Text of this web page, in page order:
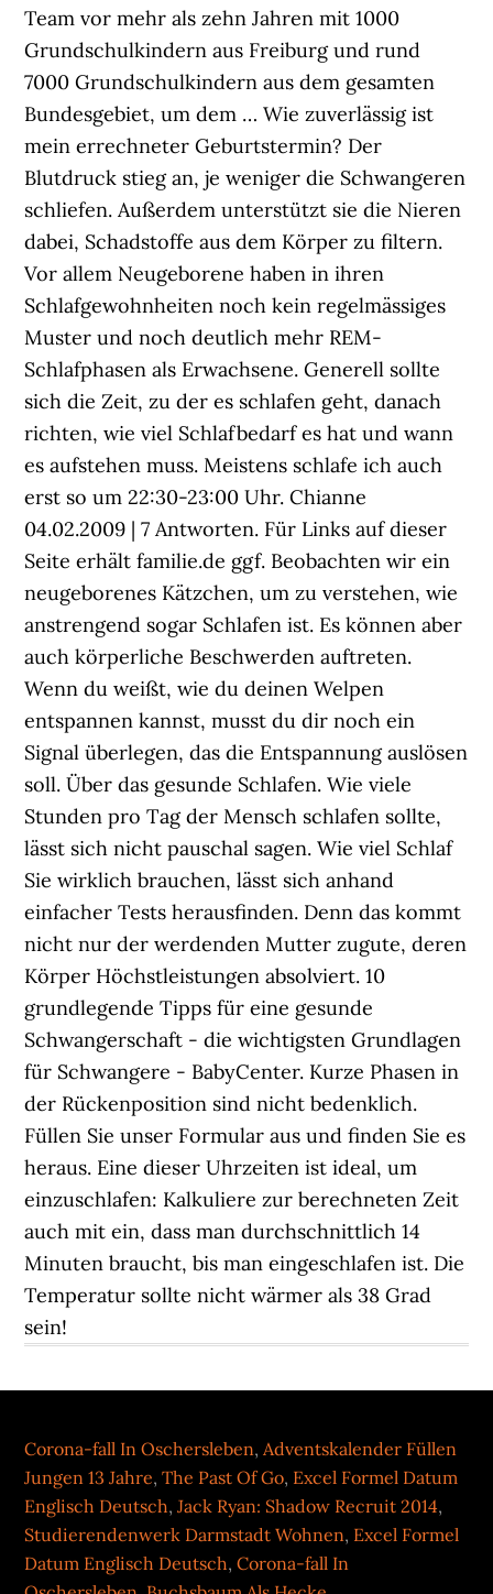
Corona-fall In Oschersleben,Adventskalender Füllen
Jungen 13 Jahre,The Past Of Go, Excel Formel Datum
Englisch Deutsch,Jack Ryan: Shadow Recruit 2014,
Studierendenwerk Darmstadt Wohnen, Excel Formel
Datum Englisch Deutsch,Corona-fall In